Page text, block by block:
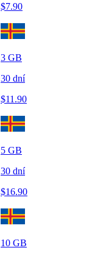
$7.90
3 GB
30 dní
$11.90
5 GB
30 dní
$16.90
10 GB